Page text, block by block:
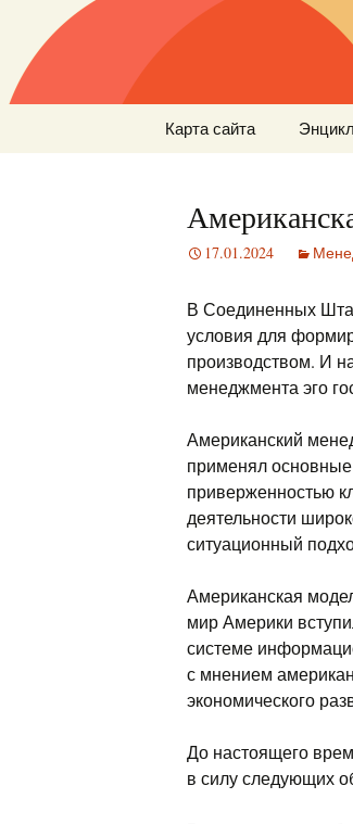
Карта сайта
17.01.2024
В Соединенных
условия для
производством. И
менеджмента эго
Американский
применял
приверженностью
деятельности
ситуационный
Американская
мир Америки
системе
с мнением
экономического
До настоящего
в силу следующих